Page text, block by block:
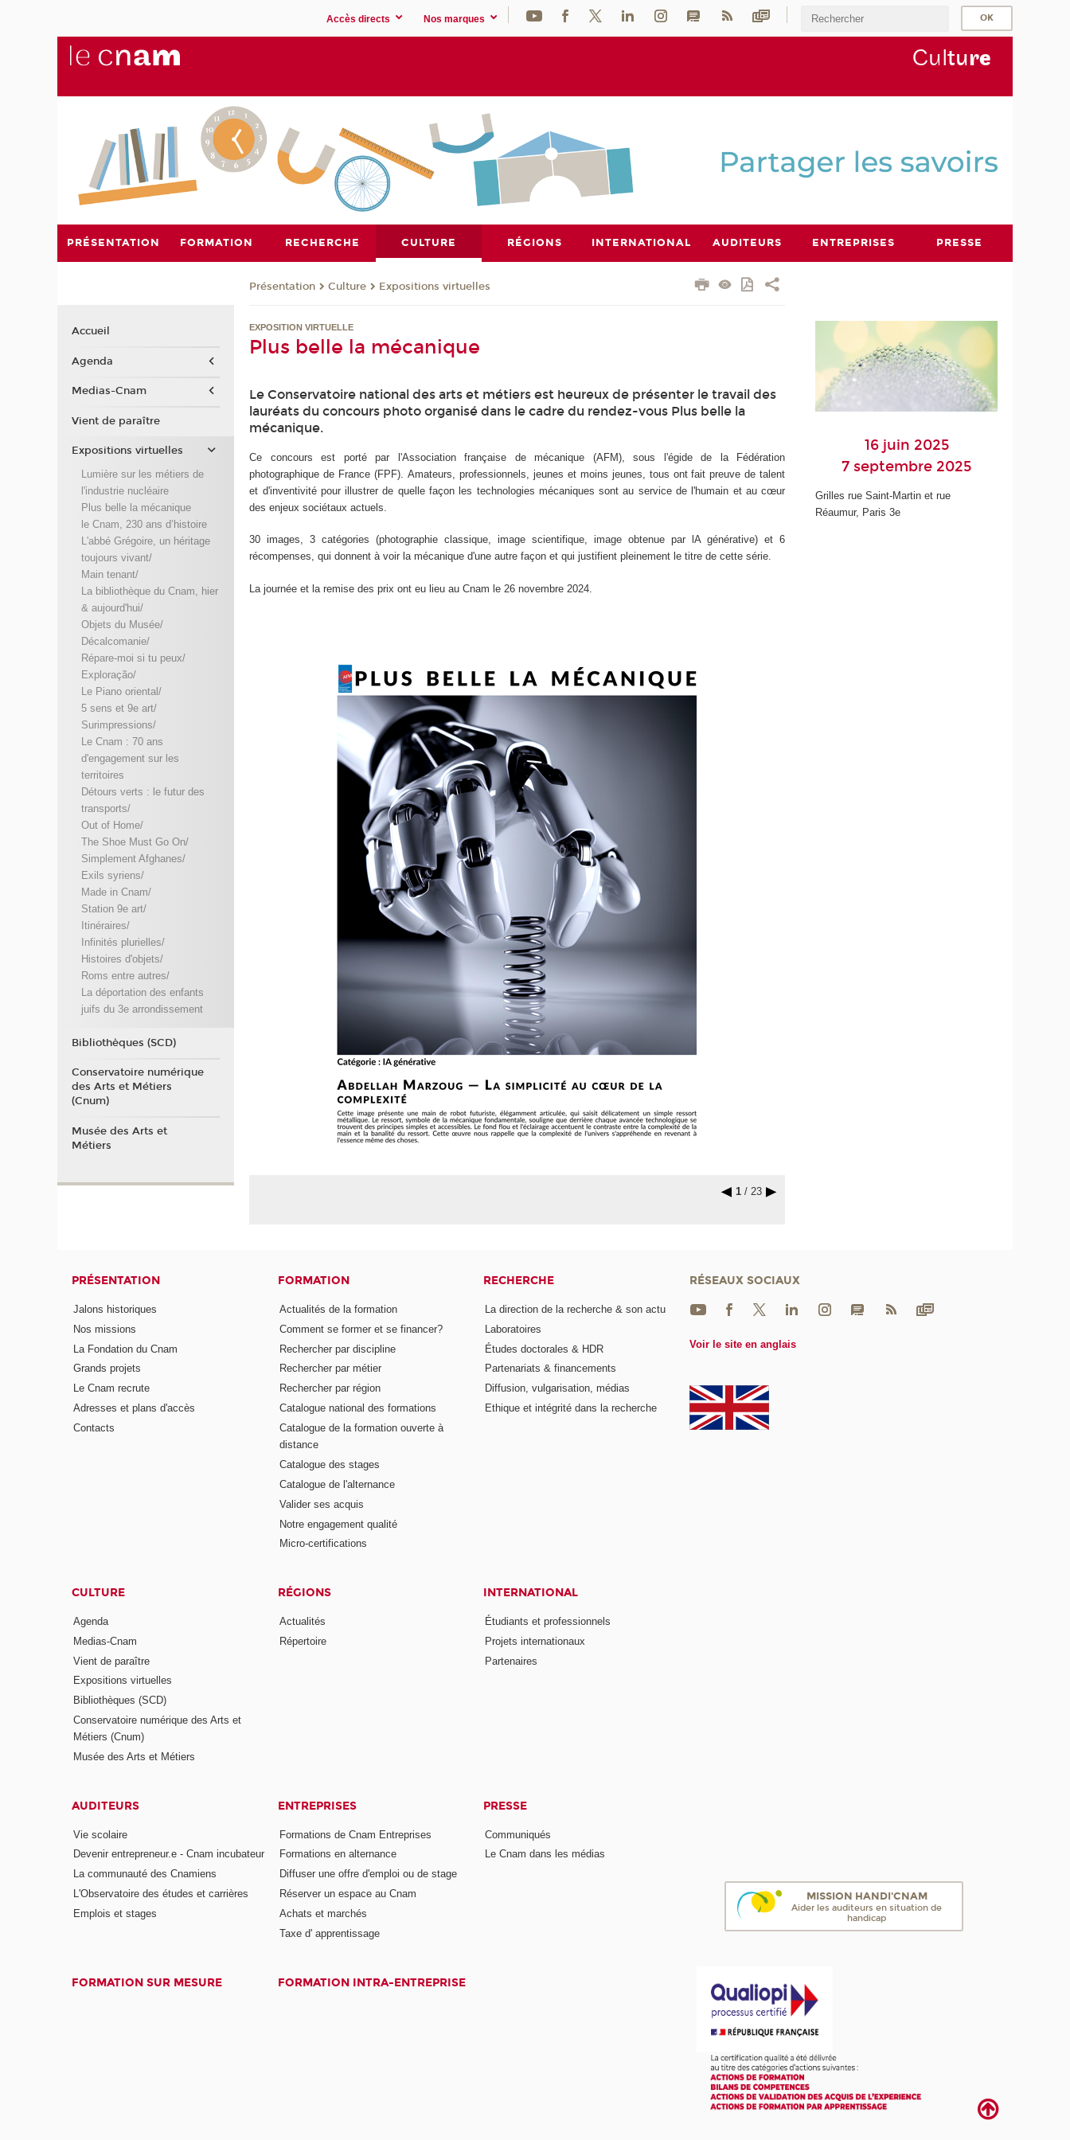
Accès directs Nos marques
Culture
PRÉSENTATION FORMATION RECHERCHE CULTURE RÉGIONS INTERNATIONAL AUDITEURS ENTREPRISES PRESSE
Présentation Culture Expositions virtuelles
EXPOSITION VIRTUELLE
Plus belle la mécanique
Le Conservatoire national des arts et métiers est heureux de présenter le travail des
lauréats du concours photo organisé dans le cadre du rendez-vous Plus belle la
mécanique.
Ce concours est porté par l'Association française de mécanique (AFM), sous l'égide de la Fédération
photographique de France (FPF). Amateurs, professionnels, jeunes et moins jeunes, tous ont fait preuve de talent
et d'inventivité pour illustrer de quelle façon les technologies mécaniques sont au service de l'humain et au cœur
des enjeux sociétaux actuels.
30 images, 3 catégories (photographie classique, image scientifique, image obtenue par lA générative) et 6
récompenses, qui donnent à voir la mécanique d'une autre façon et qui justifient pleinement le titre de cette série.
La journée et la remise des prix ont eu lieu au Cnam le 26 novembre 2024.
1 / 23
16 juin 2025
7 septembre 2025
Grilles rue Saint-Martin et rue
Réaumur, Paris 3e
Accueil
Agenda
Medias-Cnam
Vient de paraître
Expositions virtuelles
Lumière sur les métiers de
l'industrie nucléaire
Plus belle la mécanique
le Cnam, 230 ans d’histoire
L'abbé Grégoire, un héritage
toujours vivant/
Main tenant/
La bibliothèque du Cnam, hier
& aujourd'hui/
Objets du Musée/
Décalcomanie/
Répare-moi si tu peux/
Exploração/
Le Piano oriental/
5 sens et 9e art/
Surimpressions/
Le Cnam : 70 ans
d'engagement sur les
territoires
Détours verts : le futur des
transports/
Out of Home/
The Shoe Must Go On/
Simplement Afghanes/
Exils syriens/
Made in Cnam/
Station 9e art/
Itinéraires/
Infinités plurielles/
Histoires d'objets/
Roms entre autres/
La déportation des enfants
juifs du 3e arrondissement
Bibliothèques (SCD)
Conservatoire numérique
des Arts et Métiers
(Cnum)
Musée des Arts et
Métiers
PRÉSENTATION
Jalons historiques
Nos missions
La Fondation du Cnam
Grands projets
Le Cnam recrute
Adresses et plans d'accès
Contacts
FORMATION
Actualités de la formation
Comment se former et se financer?
Rechercher par discipline
Rechercher par métier
Rechercher par région
Catalogue national des formations
Catalogue de la formation ouverte à
distance
Catalogue des stages
Catalogue de l'alternance
Valider ses acquis
Notre engagement qualité
Micro-certifications
RECHERCHE
La direction de la recherche & son actu
Laboratoires
Études doctorales & HDR
Partenariats & financements
Diffusion, vulgarisation, médias
Ethique et intégrité dans la recherche
CULTURE
Agenda
Medias-Cnam
Vient de paraître
Expositions virtuelles
Bibliothèques (SCD)
Conservatoire numérique des Arts et
Métiers (Cnum)
Musée des Arts et Métiers
RÉGIONS
Actualités
Répertoire
INTERNATIONAL
Étudiants et professionnels
Projets internationaux
Partenaires
AUDITEURS
Vie scolaire
Devenir entrepreneur.e - Cnam incubateur
La communauté des Cnamiens
L'Observatoire des études et carrières
Emplois et stages
ENTREPRISES
Formations de Cnam Entreprises
Formations en alternance
Diffuser une offre d'emploi ou de stage
Réserver un espace au Cnam
Achats et marchés
Taxe d' apprentissage
PRESSE
Communiqués
Le Cnam dans les médias
FORMATION SUR MESURE FORMATION INTRA-ENTREPRISE
RÉSEAUX SOCIAUX
Voir le site en anglais
MISSION HANDI'CNAM
Aider les auditeurs en situation de
handicap